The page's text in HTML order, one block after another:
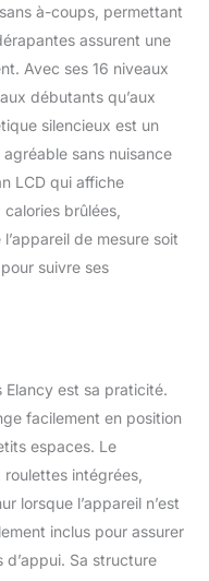
pour un
une bonne
SUIVI DE
: Vos
s’affichent
l'écran LED 7
: temps
distance,
vitesses,
de coups de
coups de rame
récupération.
grâce à son
Facile à
avec ses
intégrées, il se
la verticale pour
L’alliance
et gain de
à-coups, permettant
assurent une
Avec ses 16 niveaux
débutants qu’aux
silencieux est un
sans nuisance
LCD qui affiche
brûlées,
de mesure soit
suivre ses
Elancy est sa praticité.
facilement en position
espaces. Le
intégrées,
lorsque l’appareil n’est
inclus pour assurer
Sa structure